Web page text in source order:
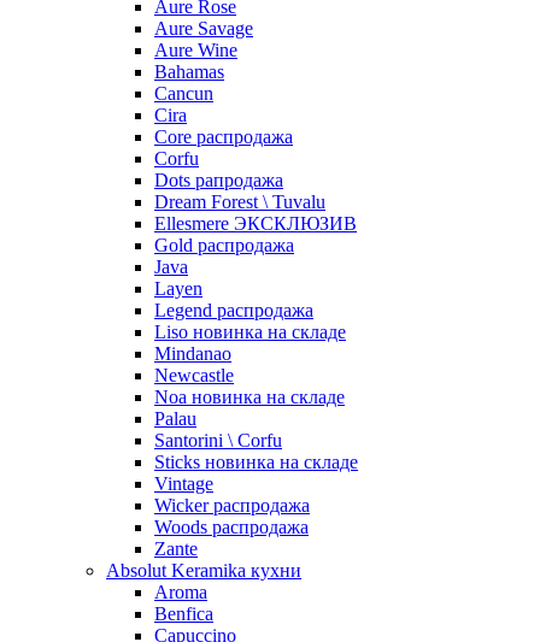
Aure Rose
Aure Savage
Aure Wine
Bahamas
Cancun
Cira
Core распродажа
Corfu
Dots рапродажа
Dream Forest \ Tuvalu
Ellesmere ЭКСКЛЮЗИВ
Gold распродажа
Java
Layen
Legend распродажа
Liso новинка на складе
Mindanao
Newcastle
Noa новинка на складе
Palau
Santorini \ Corfu
Sticks новинка на складе
Vintage
Wicker распродажа
Woods распродажа
Zante
Absolut Keramika кухни
Aroma
Benfica
Capuccino